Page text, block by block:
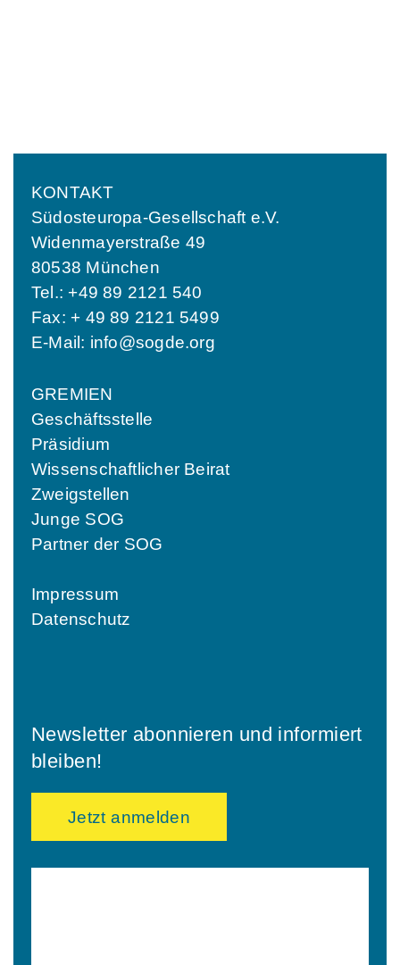
KONTAKT
Südosteuropa-Gesellschaft e.V.
Widenmayerstraße 49
80538 München
Tel.: +49 89 2121 540
Fax: + 49 89 2121 5499
E-Mail: info@sogde.org
GREMIEN
Geschäftsstelle
Präsidium
Wissenschaftlicher Beirat
Zweigstellen
Junge SOG
Partner der SOG
Impressum
Datenschutz
Newsletter abonnieren und informiert
bleiben!
Jetzt anmelden